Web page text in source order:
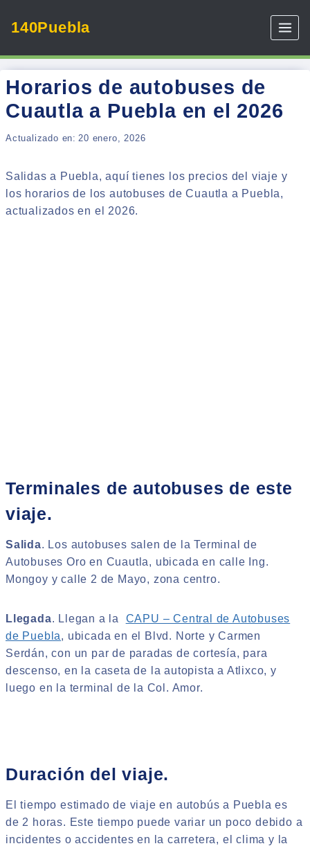
140Puebla
Horarios de autobuses de
Cuautla a Puebla en el 2026
Actualizado en: 20 enero, 2026
Salidas a Puebla, aquí tienes los precios del viaje y
los horarios de los autobuses de Cuautla a Puebla,
actualizados en el 2026.
Terminales de autobuses de este
viaje.
Salida. Los autobuses salen de la Terminal de
Autobuses Oro en Cuautla, ubicada en calle Ing.
Mongoy y calle 2 de Mayo, zona centro.
Llegada. Llegan a la CAPU – Central de Autobuses
de Puebla, ubicada en el Blvd. Norte y Carmen
Serdán, con un par de paradas de cortesía, para
descenso, en la caseta de la autopista a Atlixco, y
luego en la terminal de la Col. Amor.
Duración del viaje.
El tiempo estimado de viaje en autobús a Puebla es
de 2 horas. Este tiempo puede variar un poco debido a
incidentes o accidentes en la carretera, el clima y la